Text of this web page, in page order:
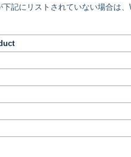
記にリストされていない場合は